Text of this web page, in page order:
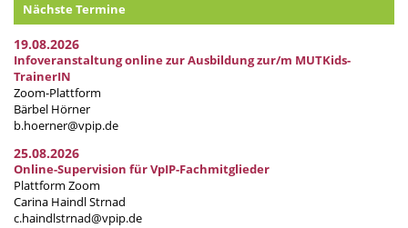
Nächste Termine
19.08.2026
Infoveranstaltung online zur Ausbildung zur/m MUTKids-
TrainerIN
Zoom-Plattform
Bärbel Hörner
b.hoerner@vpip.de
25.08.2026
Online-Supervision für VpIP-Fachmitglieder
Plattform Zoom
Carina Haindl Strnad
c.haindlstrnad@vpip.de